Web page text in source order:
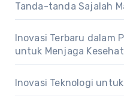
Tanda-tanda Sajalah
Inovasi Terbaru dalam
untuk Menjaga
Inovasi Teknologi